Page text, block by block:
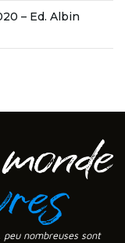
– Ed. Albin
peu nombreuses sont